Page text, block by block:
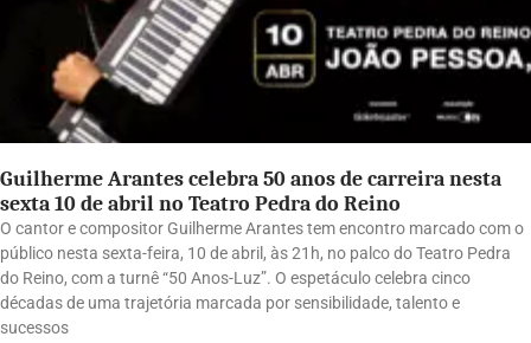
Guilherme Arantes celebra 50 anos de carreira nesta
sexta 10 de abril no Teatro Pedra do Reino
O cantor e compositor Guilherme Arantes tem encontro marcado com o
público nesta sexta-feira, 10 de abril, às 21h, no palco do Teatro Pedra
do Reino, com a turnê “50 Anos-Luz”. O espetáculo celebra cinco
décadas de uma trajetória marcada por sensibilidade, talento e
sucessos